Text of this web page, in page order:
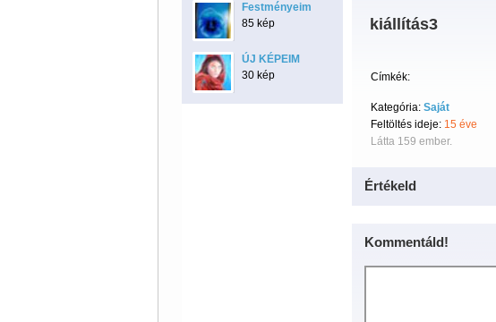
Festményeim
85 kép
ÚJ KÉPEIM
30 kép
kiállítás3
Címkék:
Kategória: Saját
Feltöltés ideje: 15 éve
Látta 159 ember.
Értékeld
Kommentáld!